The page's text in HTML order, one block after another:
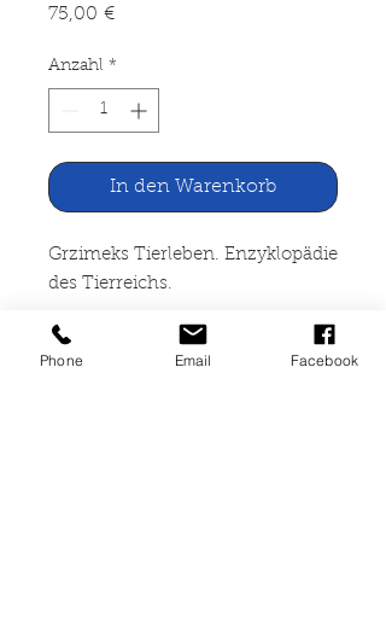
75,00 €Preis
Anzahl *
In den Warenkorb
Grzimeks Tierleben. Enzyklopädie
des Tierreichs.
Hg. von Bernhard Grzimek Bd. II
Insekten Kindler Verlag, Zürich
Phone Email Facebook